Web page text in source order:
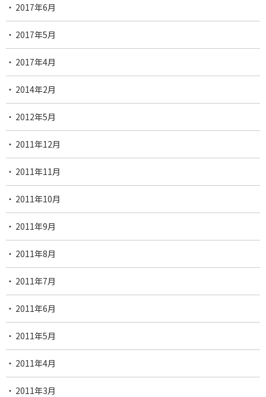
2017年6月
2017年5月
2017年4月
2014年2月
2012年5月
2011年12月
2011年11月
2011年10月
2011年9月
2011年8月
2011年7月
2011年6月
2011年5月
2011年4月
2011年3月